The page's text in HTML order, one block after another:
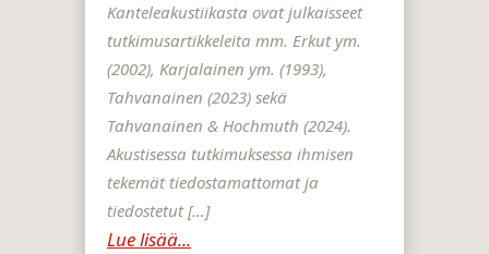
Kanteleakustiikasta ovat julkaisseet
tutkimusartikkeleita mm. Erkut ym.
(2002), Karjalainen ym. (1993),
Tahvanainen (2023) sekä
Tahvanainen & Hochmuth (2024).
Akustisessa tutkimuksessa ihmisen
tekemät tiedostamattomat ja
tiedostetut […]
Lue lisää...